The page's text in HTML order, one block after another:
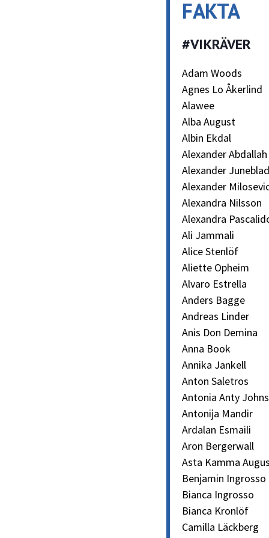
FAKTA
#VIKRÄVER
Adam Woods
Agnes Lo Åkerlind
Alawee
Alba August
Albin Ekdal
Alexander Abdallah
Alexander Juneblad
Alexander
Alexandra Nilsson
Alexandra
Ali Jammali
Alice Stenlöf
Aliette Opheim
Alvaro Estrella
Anders Bagge
Andreas Linder
Anis Don Demina
Anna Book
Annika Jankell
Anton Saletros
Antonia Anty
Antonija Mandir
Ardalan Esmaili
Aron Bergerwall
Asta Kamma
Benjamin Ingrosso
Bianca Ingrosso
Bianca Kronlöf
Camilla Läckberg